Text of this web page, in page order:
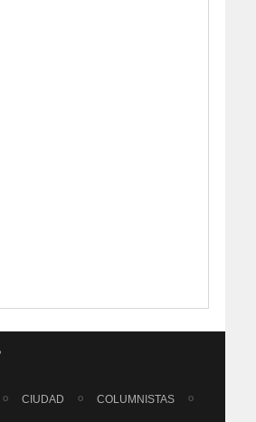
CIUDAD COLUMNISTAS